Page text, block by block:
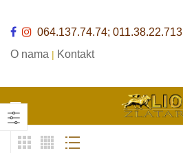
064.137.74.74; 011.38.22.713
O nama | Kontakt